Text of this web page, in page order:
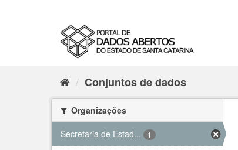
Conjuntos de dados
Organizações
Secretaria de Estad...
1